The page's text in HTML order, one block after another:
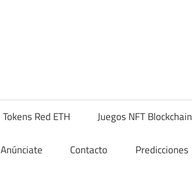
Tokens Red ETH Juegos NFT Blockchain
Anúnciate Contacto Predicciones